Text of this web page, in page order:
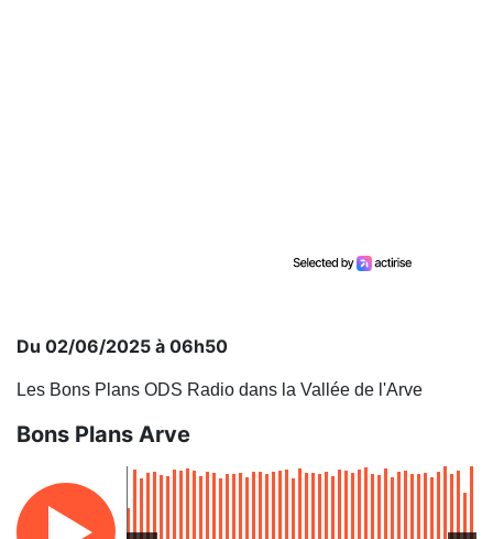
Du 02/06/2025 à 06h50
Les Bons Plans ODS Radio dans la Vallée de l'Arve
Bons Plans Arve